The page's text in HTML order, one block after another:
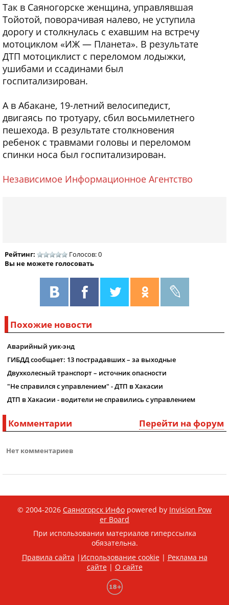
Так в Саяногорске женщина, управлявшая
Тойотой, поворачивая налево, не уступила
дорогу и столкнулась с ехавшим на встречу
мотоциклом «ИЖ — Планета». В результате
ДТП мотоциклист с переломом лодыжки,
ушибами и ссадинами был
госпитализирован.
А в Абакане, 19-летний велосипедист,
двигаясь по тротуару, сбил восьмилетнего
пешехода. В результате столкновения
ребенок с травмами головы и переломом
спинки носа был госпитализирован.
Независимое Информационное Агентство
Рейтинг:
Голосов: 0
Вы не можете голосовать
Похожие новости
Аварийный уик-энд
ГИБДД сообщает: 13 пострадавших – за выходные
Двухколесный транспорт – источник опасности
"Не справился с управлением" - ДТП в Хакасии
ДТП в Хакасии - водители не справились с управлением
Перейти на форум
Комментарии
Нет комментариев
© 2004-2026 Саяногорск Инфо powered by Invision Pow
er Board
При использовании материалов гиперссылка
обязательна.
Правила сайта | Использование cookie| Реклама на
сайте| О сайте